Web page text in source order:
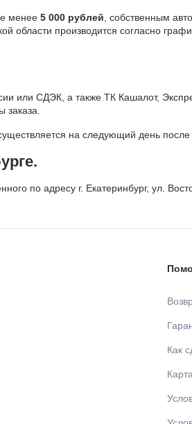
менее 5 000 рублей , собственным
области производится согласно
или СДЭК, а также ТК Кашалот,
заказа.
на следующий день после
по адресу г. Екатеринбург, ул.
Как